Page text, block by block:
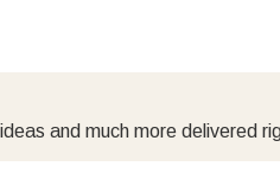
and much more delivered